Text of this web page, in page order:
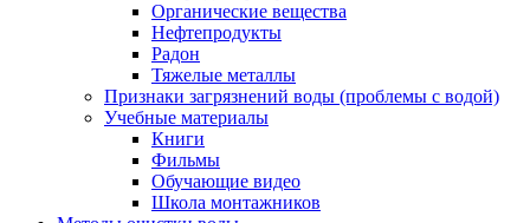
Органические вещества
Нефтепродукты
Радон
Тяжелые металлы
Признаки загрязнений воды (проблемы с водой)
Учебные материалы
Книги
Фильмы
Обучающие видео
Школа монтажников